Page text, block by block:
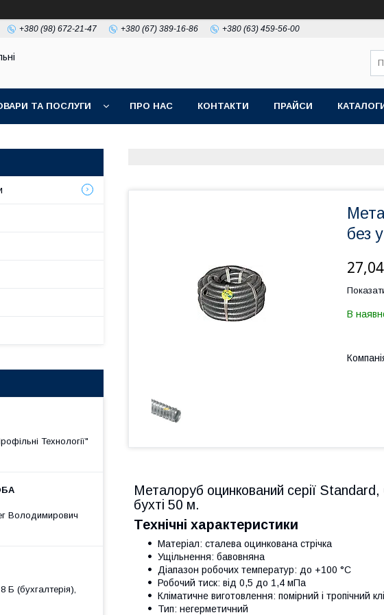
+380 (98) 672-21-47 +380 (67) 389-16-86 +380 (63) 459-56-00
ТА ПОСЛУГИ ПРО НАС КОНТАКТИ ПРАЙСИ
без
В
Металоруб оцинкований серії
бухті 50 м.
Технічні характеристики
Матеріал: сталева оцинкована стрічка
Ущільнення: бавовняна
Діапазон робочих температур: до +100 °С
Робочий тиск: від 0,5 до 1,4 мПа
Кліматичне виготовлення: помірний і тропічний
Тип: негерметичний
Технології"
Володимирович
Б (бухгалтерія),